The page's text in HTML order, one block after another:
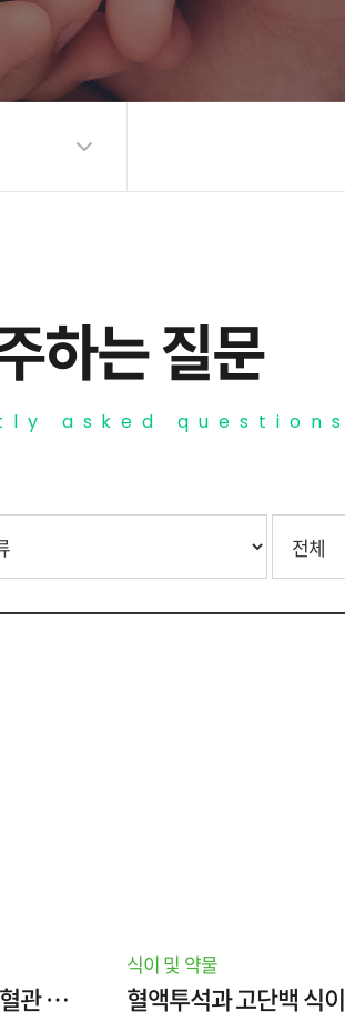
하는 질문
asked questions
혈액투석 환우의 동정맥루 혈관 관리
식이 및 약물
혈액투석과 고단백 식이